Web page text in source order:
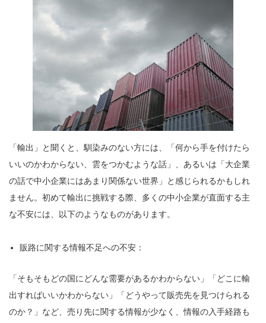
「輸出」と聞くと、馴染みのない方には、「何から手を付けたら
いいのかわからない、雲をつかむような話」、あるいは「大企業
の話で中小企業にはあまり関係ない世界」と感じられるかもしれ
ません。初めて輸出に挑戦する際、多くの中小企業が直面する主
な不安には、以下のようなものがあります。
販路に関する情報不足への不安：
「そもそもどの国にどんな需要があるかわからない」「どこに輸
出すればいいかわからない」「どうやって販売先を見つけられる
のか？」など、売り先に関する情報が少なく、情報の入手経路も